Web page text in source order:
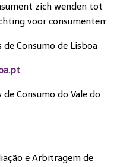
zich wenden tot
voor consumenten:
Consumo de Lisboa
Consumo do Vale do
e Arbitragem de